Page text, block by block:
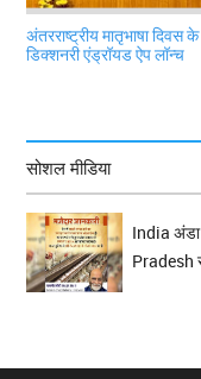
अंतरराष्ट्रीय मातृभाषा दिवस
डिक्शनरी एंड्रॉयड ऐप लॉन्च
सोशल मीडिया
India अंडा
Pradesh